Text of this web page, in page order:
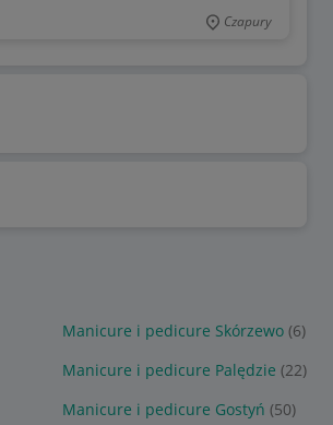
Czapury
Manicure i pedicure Skórzewo (6)
Manicure i pedicure Palędzie (22)
Manicure i pedicure Gostyń (50)